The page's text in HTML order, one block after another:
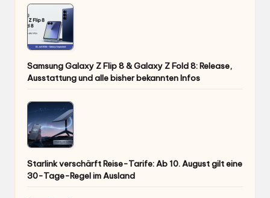
Samsung Galaxy Z Flip 8 & Galaxy Z Fold 8: Release,
Ausstattung und alle bisher bekannten Infos
Starlink verschärft Reise-Tarife: Ab 10. August gilt eine
30-Tage-Regel im Ausland